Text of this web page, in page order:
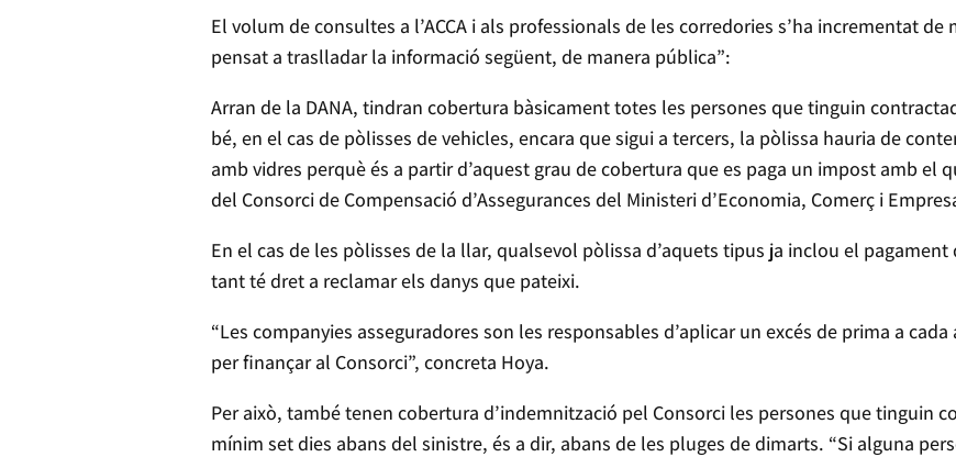
El volum de consultes a l’ACCA i als professionals de les corredories s’ha incrementat
pensat a traslladar la informació següent, de manera pública”:
Arran de la DANA, tindran cobertura bàsicament totes les persones que tinguin
bé, en el cas de pòlisses de vehicles, encara que sigui a tercers, la pòlissa hauria de
amb vidres perquè és a partir d’aquest grau de cobertura que es paga un impost amb el
del Consorci de Compensació d’Assegurances del Ministeri d’Economia, Comerç i
En el cas de les pòlisses de la llar, qualsevol pòlissa d’aquets tipus ja inclou el
tant té dret a reclamar els danys que pateixi.
“Les companyies asseguradores son les responsables d’aplicar un excés de prima a
per finançar al Consorci”, concreta Hoya.
Per això, també tenen cobertura d’indemnització pel Consorci les persones que tinguin
mínim set dies abans del sinistre, és a dir, abans de les pluges de dimarts. “Si alguna